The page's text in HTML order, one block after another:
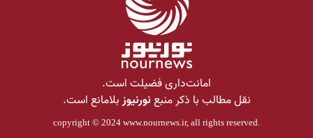
امانت‌داری فضیلت است.
نقل مطالب با ذکر منبعنورنیوزبلامانع است.
copyright © 2024 www.nournews.ir, all rights reserved.